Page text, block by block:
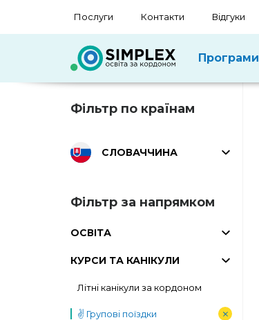
Послуги Контакти Відгуки
Програми
Фільтр по країнам
СЛОВАЧЧИНА
Фільтр за напрямком
ОСВІТА
КУРСИ ТА КАНІКУЛИ
Літні канікули за кордоном
✌️ Групові поїздки